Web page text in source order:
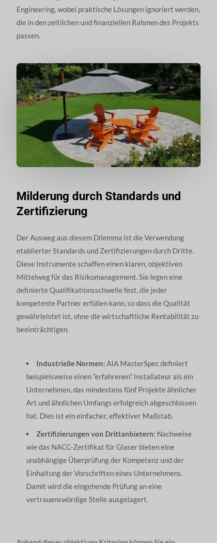
Engineering, wobei praktische Lösungen ignoriert werden,
die in den zeitlichen und finanziellen Rahmen des Projekts
passen.
Milderung durch Standards und
Zertifizierung
Der Ausweg aus diesem Dilemma ist die Verwendung
etablierter Standards und Zertifizierungen durch Dritte.
Diese Instrumente schaffen einen klaren, objektiven
Mittelweg für das Risikomanagement. Sie legen eine
definierte Qualifikationsschwelle fest, die jeder
kompetente Partner erfüllen kann, so dass die Qualität
gewährleistet ist, ohne die wirtschaftliche Rentabilität zu
beeinträchtigen.
Industrielle Normen: AIA MasterSpec definiert
beispielsweise einen “erfahrenen” Installateur als ein
Unternehmen, das mindestens fünf Projekte ähnlicher
Art und ähnlichen Umfangs erfolgreich abgeschlossen
hat. Dies ist ein einfacher, effektiver Maßstab.
Zertifizierungen von Drittanbietern: Nachweise
wie das NACC-Zertifikat für Glaser bieten eine
unabhängige Überprüfung der Kompetenz und der
Einhaltung der Vorschriften eines Unternehmens.
Damit wird die eingehende Prüfung an eine
vertrauenswürdige Stelle ausgelagert.